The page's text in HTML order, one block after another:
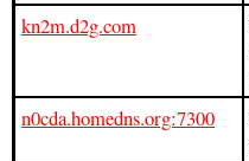
kn2m.d2g.com
n0cda.homedns.org:7300